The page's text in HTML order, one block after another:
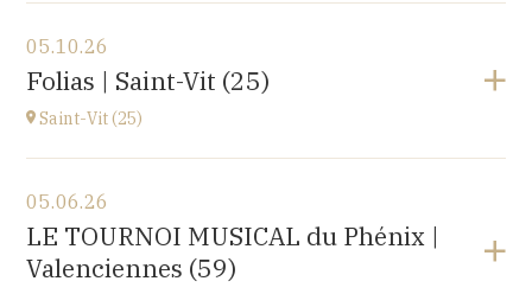
chapelle de l'Hôtel-Dieu,
1 place de l'hôpital, 69002 Lyon
at20H30
05.10.26
Folias | Saint-Vit (25)
Saint-Vit (25)
Salle multi-activités (du pôle scolaire Les Prés-Verts)
3 rue du Partage, 25410 Saint-Vit
at17H00
05.06.26
LE TOURNOI MUSICAL du Phénix |
Valenciennes (59)